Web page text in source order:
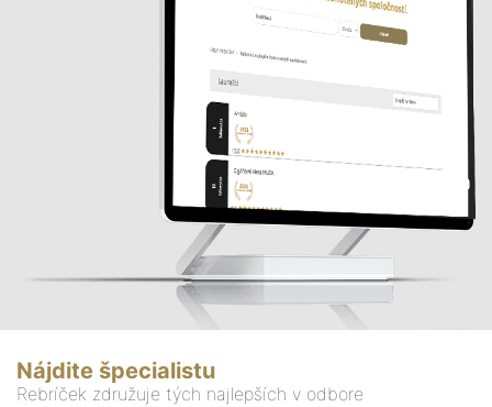
Nájdite špecialistu
Rebríček združuje tých najlepších v odbore